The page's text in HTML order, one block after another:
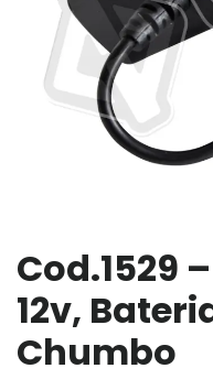
Cod.1529
12v,
Chumbo